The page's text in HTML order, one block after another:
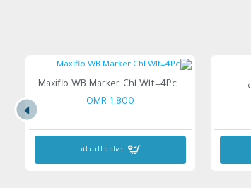
Maxiflo WB Marker Chl Wlt=4Pc
1.800 OMR
اضافة للسلة